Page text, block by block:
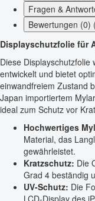
Fragen &
Bewertungen (0)
Displayschutzfolie für
Diese Displayschutzfolie
entwickelt und bietet
einwandfreiem Zustand
Japan importiertem
ideal zum Schutz vor
Hochwertiges
Material, das
gewährleistet.
Kratzschutz: Die
Grad 4 beständig
UV-Schutz: Die
LCD-Display des